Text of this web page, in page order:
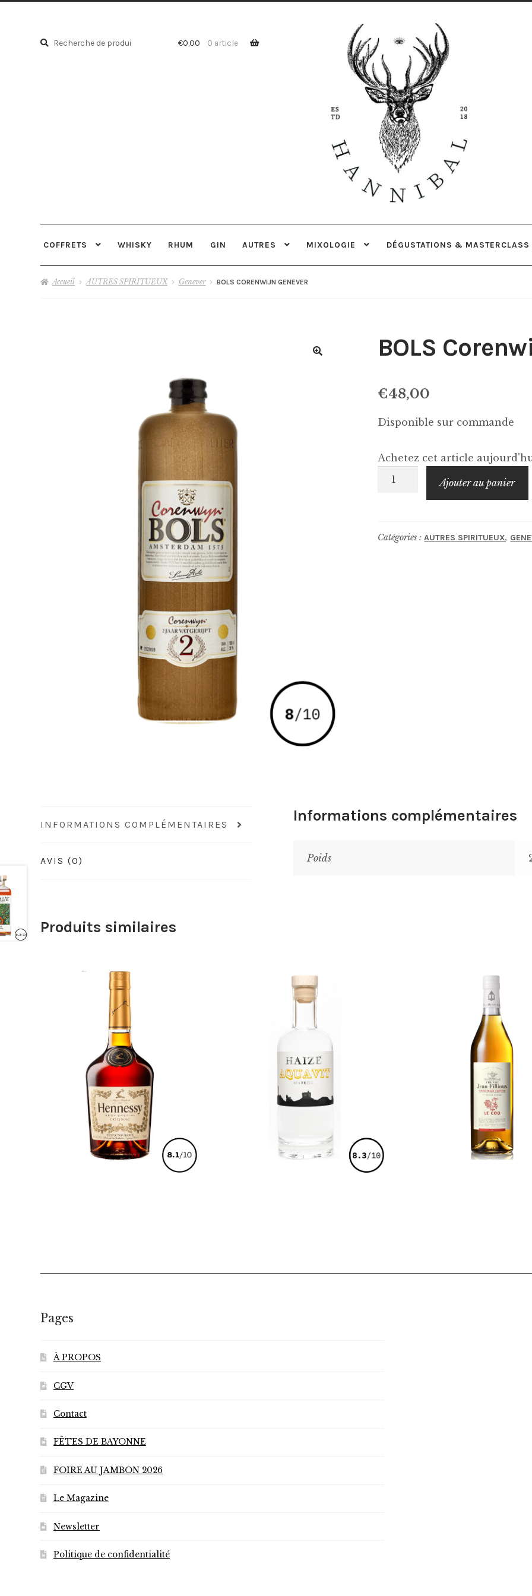
Recherche
Recherche
€0,00 0 article
COFFRETS WHISKY RHUM GIN AUTRES MIXOLOGIE DÉGUSTATIONS & MASTERCLASS
Accueil AUTRES SPIRITUEUX Genever BOLS CORENWIJN GENEVER
BOLS
€48,00
Disponible sur commande
Achetez cet article
quantité
Genever
Ajouter au panier
Catégories :AUTRES SPIRITUEUX,
INFORMATIONS COMPLÉMENTAIRES
AVIS (0)
Informations complémentaires
Poids
Produits similaires
€46,00 €38,00 €50,00
Pages
À PROPOS
CGV
Contact
FÊTES DE BAYONNE
FOIRE AU JAMBON 2026
Le Magazine
Newsletter
Politique de confidentialité